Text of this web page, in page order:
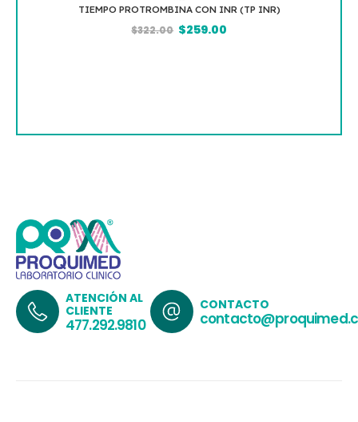
TIEMPO PROTROMBINA CON INR (TP INR)
$322.00 $259.00
ATENCIÓN AL
CLIENTE
477.292.9810
CONTACTO